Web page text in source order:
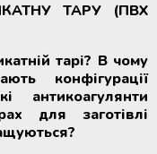
ТАРУ (ПВХ
тарі? В чому
конфігурації
антикоагулянти
для заготівлі